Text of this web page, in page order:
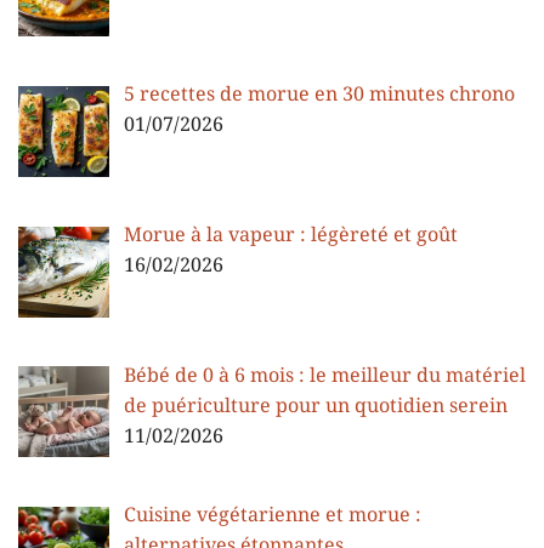
5 recettes de morue en 30 minutes chrono
01/07/2026
Morue à la vapeur : légèreté et goût
16/02/2026
Bébé de 0 à 6 mois : le meilleur du matériel
de puériculture pour un quotidien serein
11/02/2026
Cuisine végétarienne et morue :